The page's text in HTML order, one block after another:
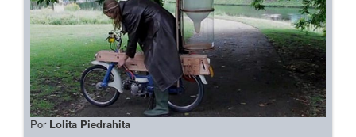
Por Lolita Piedrahita